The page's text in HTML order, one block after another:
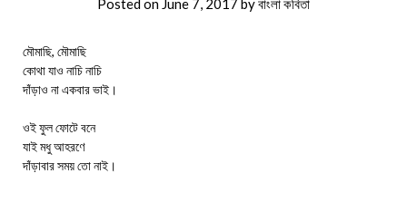
Posted on June 7, 2017 byবাংলা কবিতা
মৌমাছি, মৌমাছি
কোথা যাও নাচি নাচি
দাঁড়াও না একবার ভাই।
ওই ফুল ফোটে বনে
যাই মধু আহরণে
দাঁড়াবার সময় তো নাই।